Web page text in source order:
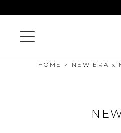
HOME NEW ERA x
指定なし
S